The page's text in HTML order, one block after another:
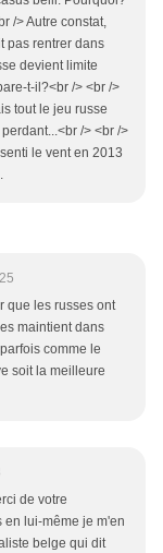
/> Autre constat,
pas rentrer dans
devient limite
t-il?<br /> <br />
tout le jeu russe
/> <br />
le vent en 2013
que les russes ont
maintient dans
comme le
soit la meilleure
de votre
en lui-même je m'en
belge qui dit